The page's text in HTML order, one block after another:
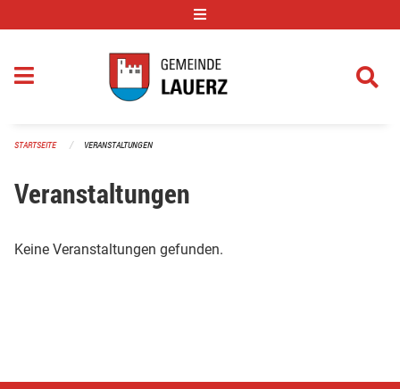
STARTSEITE VERANSTALTUNGEN
Veranstaltungen
Keine Veranstaltungen gefunden.